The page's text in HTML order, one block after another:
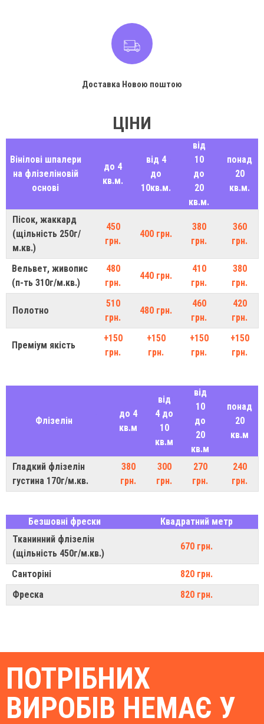
Доставка Новою поштою
ЦІНИ
Вінілові шпалери
на флізеліновій
основі
до 4
кв.м.
від 4
до
10кв.м.
від
10
до
20
кв.м.
понад
20
кв.м.
Пісок, жаккард
(щільність 250г/
м.кв.)
450
грн.
400 грн.
380
грн.
360
грн.
Вельвет, живопис
(п-ть 310г/м.кв.)
480
грн.
440 грн.
410
грн.
380
грн.
Полотно
510
грн.
480 грн.
460
грн.
420
грн.
Преміум якість
+150
грн.
+150
грн.
+150
грн.
+150
грн.
Флізелін
до 4
кв.м
від
4 до
10
кв.м
від
10
до
20
кв.м
понад
20
кв.м
Гладкий флізелін
густина 170г/м.кв.
380
грн.
300
грн.
270
грн.
240
грн.
Безшовні фрески
Квадратний метр
Тканинний флізелін
(щільність 450г/м.кв.)
670 грн.
Санторіні
820 грн.
Фреска
820 грн.
ПОТРІБНИХ
ВИРОБІВ НЕМАЄ У